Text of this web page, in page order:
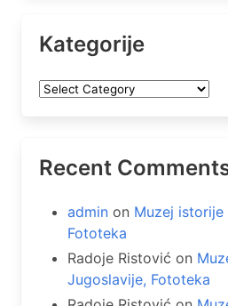
Kategorije
Kategorije
Recent
admin on Muzej istorije
Fototeka
Radoje Ristović on
Jugoslavije, Fototeka